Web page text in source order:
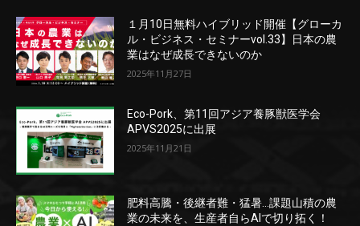
１月10日無料ハイブリッド開催【グローカ
ル・ビジネス・セミナーvol.33】日本の農
業はなぜ成長できないのか
2025年11月27日
Eco-Pork、第11回アジア養豚獣医学会
APVS2025に出展
2025年11月21日
肥料高騰・後継者難・猛暑…課題山積の農
業の未来を、生産者自らAIで切り拓く！